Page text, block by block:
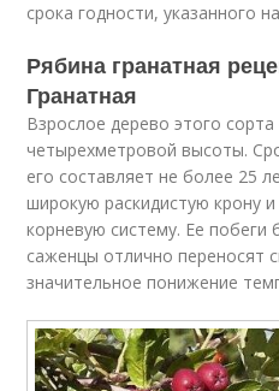
срока годности, указанного
Рябина гранатная
Гранатная
Взрослое дерево этого
четырехметровой высоты.
его составляет не более 25
широкую раскидистую крону
корневую систему. Ее
саженцы отлично переносят
значительное понижение